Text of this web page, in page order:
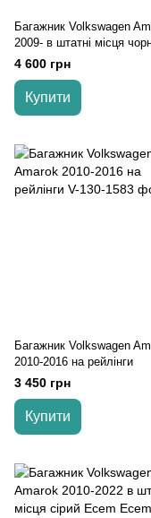
Багажник Volkswagen
2009- в штатні місця
4 600 грн
Купити
Багажник Volkswagen
2010-2016 на рейлінги
3 450 грн
Купити